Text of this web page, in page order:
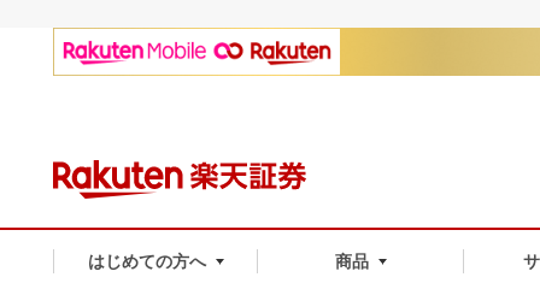
はじめての方へ 商品